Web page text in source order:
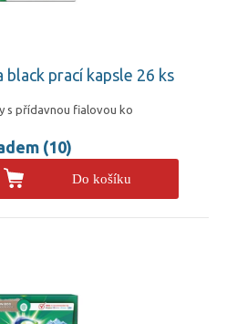
prací kapsle 26 ks
s přídavnou fialovou ko
(10)
Do košíku